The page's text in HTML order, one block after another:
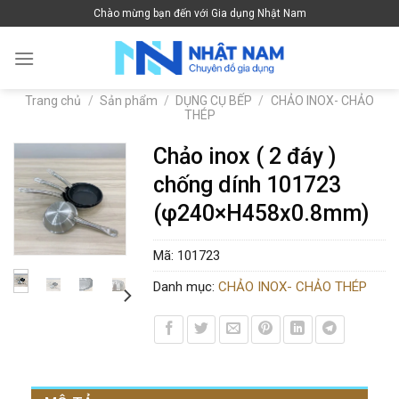
to
content
Chào mừng bạn đến với Gia dụng Nhật Nam
Trang chủ / Sản phẩm / DỤNG CỤ BẾP /
CHẢO INOX- CHẢO
THÉP
Chảo inox ( 2 đáy )
chống dính 101723
(φ240×H458x0.8mm)
Mã: 101723
Danh mục: CHẢO INOX- CHẢO THÉP